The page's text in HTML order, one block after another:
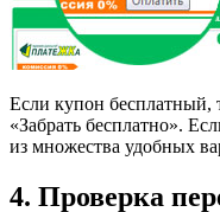
Если купон бесплатный,
«Забрать бесплатно».
из множества удобных
4. Проверка